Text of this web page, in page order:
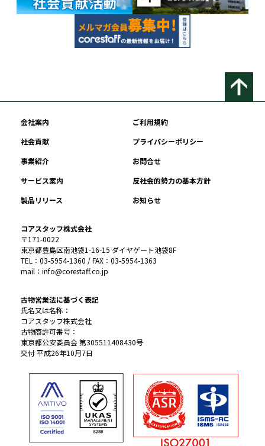
会社案内
ご利用規約
社会貢献
プライバシーポリシー
事業紹介
お問合せ
サービス案内
反社会的勢力の基本方針
製品リリース
お知らせ
コアスタッフ株式会社
〒171-0022
東京都豊島区南池袋1-16-15 ダイヤゲート池袋8F
TEL：03-5954-1360 / FAX：03-5954-1363
mail：info@corestaff.co.jp
古物営業法に基づく表記
氏名又は名称：
コアスタッフ株式会社
古物商許可番号：
東京都公安委員会 第305511408430号
交付 平成26年10月7日